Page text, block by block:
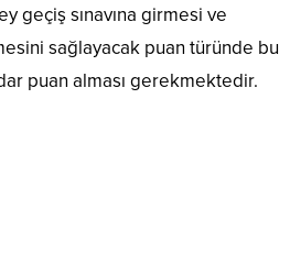
geçiş sınavına girmesi ve
sağlayacak puan türünde bu
puan alması gerekmektedir.